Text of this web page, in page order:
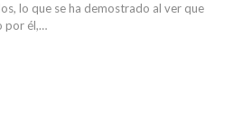
lo que se ha demostrado al ver que
por él,…